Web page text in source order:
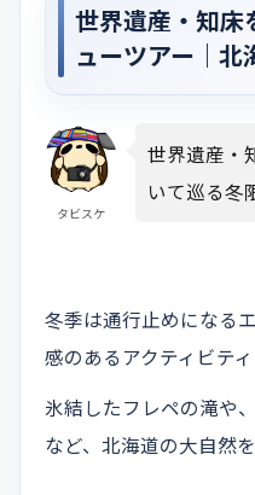
世界遺産・知床
ューツアー｜北
タビスケ
世界遺産・
いて巡る冬
冬季は通行止めになる
感のあるアクティビテ
氷結したフレペの滝や
など、北海道の大自然